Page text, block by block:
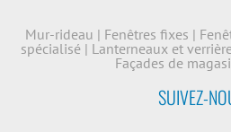
Mur-rideau | Fenêtres fixes |
spécialisé | Lanterneaux et
Façades de
SUIVEZ-